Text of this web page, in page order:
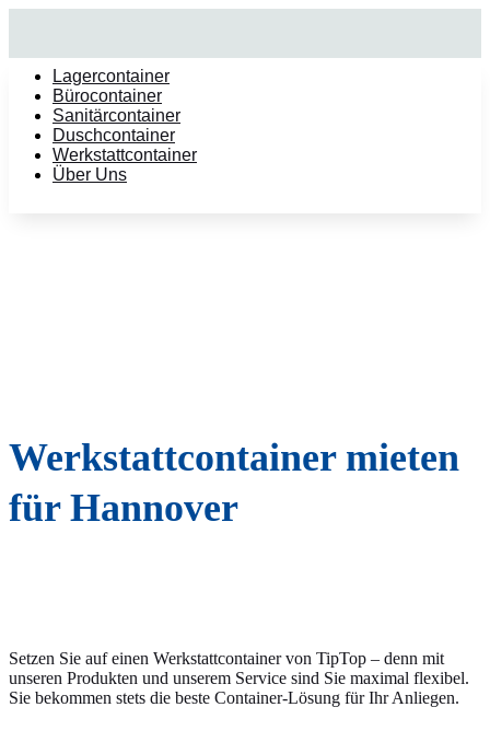
Lagercontainer
Bürocontainer
Sanitärcontainer
Duschcontainer
Werkstattcontainer
Über Uns
Werkstattcontainer mieten
für Hannover
Setzen Sie auf einen Werkstattcontainer von TipTop – denn mit
unseren Produkten und unserem Service sind Sie maximal flexibel.
Sie bekommen stets die beste Container-Lösung für Ihr Anliegen.